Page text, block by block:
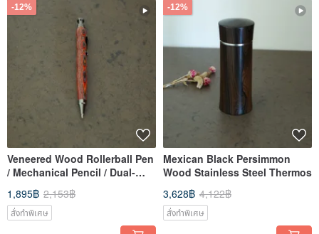
-12%
Veneered Wood Rollerball Pen
/ Mechanical Pencil / Dual-
Purpose Pen
1,895฿ 2,153฿
สั่งทำพิเศษ
-12%
Mexican Black Persimmon
Wood Stainless Steel Thermos
3,628฿ 4,122฿
สั่งทำพิเศษ